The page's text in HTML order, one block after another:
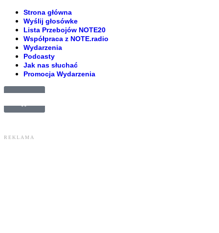
Strona główna
Wyślij głosówke
Lista Przebojów NOTE20
Współpraca z NOTE.radio
Wydarzenia
Podcasty
Jak nas słuchać
Promocja Wydarzenia
£0.00